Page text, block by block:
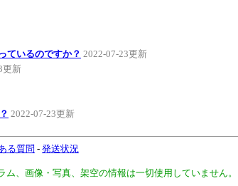
ているのですか？ 2022-07-23更新
更新
2022-07-23更新
る質問 - 発送状況
、画像・写真、架空の情報は一切使用していません。